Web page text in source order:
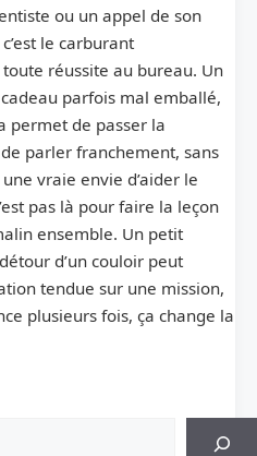
ou un appel de son
le carburant
réussite au bureau. Un
cadeau parfois mal emballé,
permet de passer la
de parler franchement, sans
vraie envie d’aider le
pas là pour faire la leçon
ensemble. Un petit
d’un couloir peut
tendue sur une mission,
plusieurs fois, ça change la